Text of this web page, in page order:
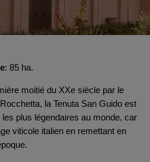
85 ha.
moitié du XXe siècle par le
la Tenuta San Guido est
plus légendaires au monde, car
viticole italien en remettant en